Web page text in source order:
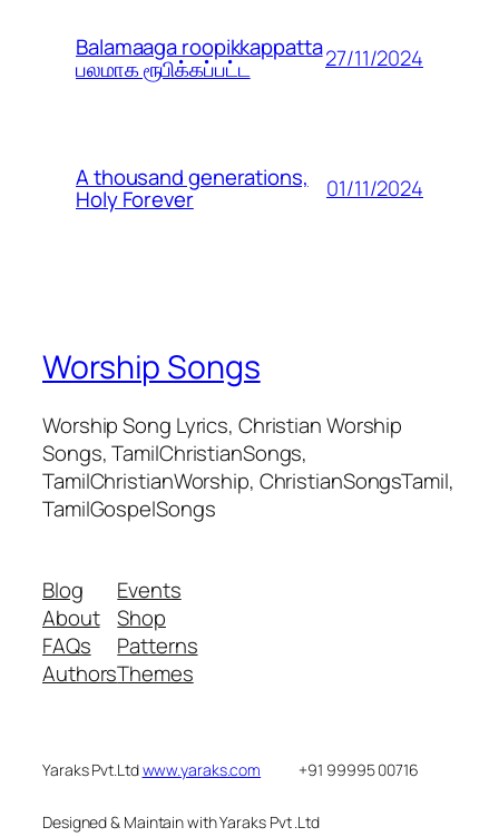
Balamaaga roopikkappatta
பலமாக ரூபிக்கப்பட்ட 27/11/2024
A thousand generations,
Holy Forever 01/11/2024
Worship Songs
Worship Song Lyrics, Christian Worship
Songs, TamilChristianSongs,
TamilChristianWorship, ChristianSongsTamil,
TamilGospelSongs
Blog
About
FAQs
Authors
Events
Shop
Patterns
Themes
Yaraks Pvt.Ltdwww.yaraks.com +91 99995 00716
Designed & Maintain with Yaraks Pvt .Ltd